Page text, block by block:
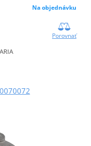
Na objednávku
Porovnať